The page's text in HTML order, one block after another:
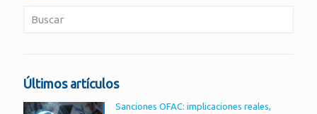
Últimos artículos
Sanciones OFAC: implicaciones reales,